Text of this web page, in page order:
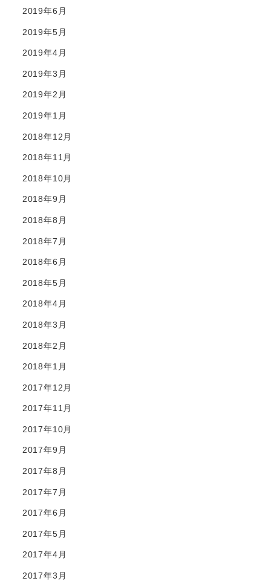
2019年6月
2019年5月
2019年4月
2019年3月
2019年2月
2019年1月
2018年12月
2018年11月
2018年10月
2018年9月
2018年8月
2018年7月
2018年6月
2018年5月
2018年4月
2018年3月
2018年2月
2018年1月
2017年12月
2017年11月
2017年10月
2017年9月
2017年8月
2017年7月
2017年6月
2017年5月
2017年4月
2017年3月